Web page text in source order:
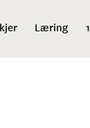
Læring